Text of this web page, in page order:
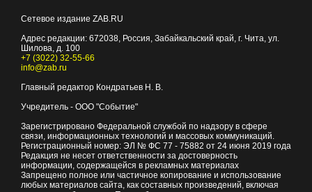
Сетевое издание ZAB.RU
Адрес редакции: 672038, Россия, Забайкальский край, г. Чита, ул.
Шилова, д. 100
+7 (3022) 32-55-66
info@zab.ru
Главный редактор Кондратьев Н. В.
Учредитель - ООО "Событие"
Зарегистрировано Федеральной службой по надзору в сфере
связи, информационных технологий и массовых коммуникаций.
Регистрационный номер: ЭЛ № ФС 77 - 75882 от 24 июня 2019 года
Редакция не несет ответственности за достоверность
информации, содержащейся в рекламных материалах
Запрещено полное или частичное копирование и использование
любых материалов сайта, как составных произведений, включая